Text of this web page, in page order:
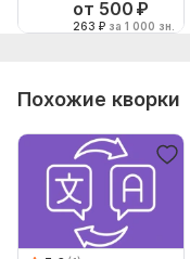
от 500 ₽
263 ₽ за 1 000 зн.
Похожие кворки